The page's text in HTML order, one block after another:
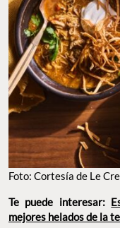
Foto: Cortesía de Le
Te puede interesar:
mejores helados de la